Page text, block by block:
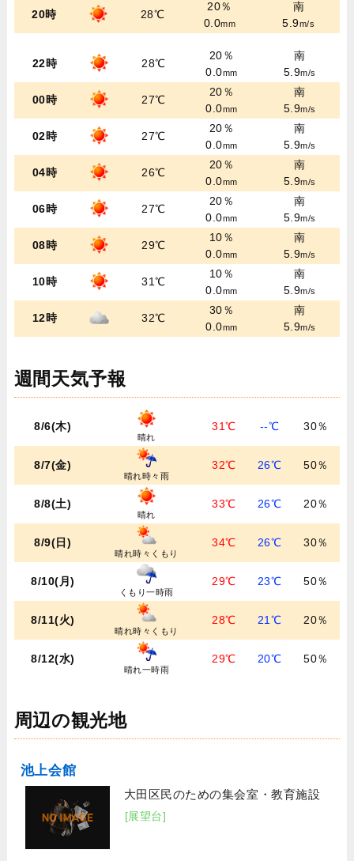
20時 28℃
20％
0.0mm
南
5.9m/s
22時 28℃
20％
0.0mm
南
5.9m/s
00時 27℃
20％
0.0mm
南
5.9m/s
02時 27℃
20％
0.0mm
南
5.9m/s
04時 26℃
20％
0.0mm
南
5.9m/s
06時 27℃
20％
0.0mm
南
5.9m/s
08時 29℃
10％
0.0mm
南
5.9m/s
10時 31℃
10％
0.0mm
南
5.9m/s
12時 32℃
30％
0.0mm
南
5.9m/s
週間天気予報
8/6(木)
晴れ
31℃ --℃ 30％
8/7(金)
晴れ時々雨
32℃ 26℃ 50％
8/8(土)
晴れ
33℃ 26℃ 20％
8/9(日)
晴れ時々くもり
34℃ 26℃ 30％
8/10(月)
くもり一時雨
29℃ 23℃ 50％
8/11(火)
晴れ時々くもり
28℃ 21℃ 20％
8/12(水)
晴れ一時雨
29℃ 20℃ 50％
周辺の観光地
池上会館
大田区民のための集会室・教育施設
[展望台]